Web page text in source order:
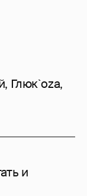
, Глюк`oza,
и